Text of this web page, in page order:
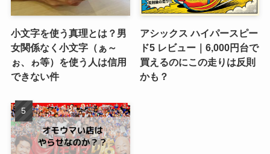
小文字を使う真理とは？男
女関係なく小文字（ぁ～
ぉ、ゎ等）を使う人は信用
できない件
アシックス ハイパースピー
ド5 レビュー｜6,000円台で
買えるのにこの走りは反則
かも？